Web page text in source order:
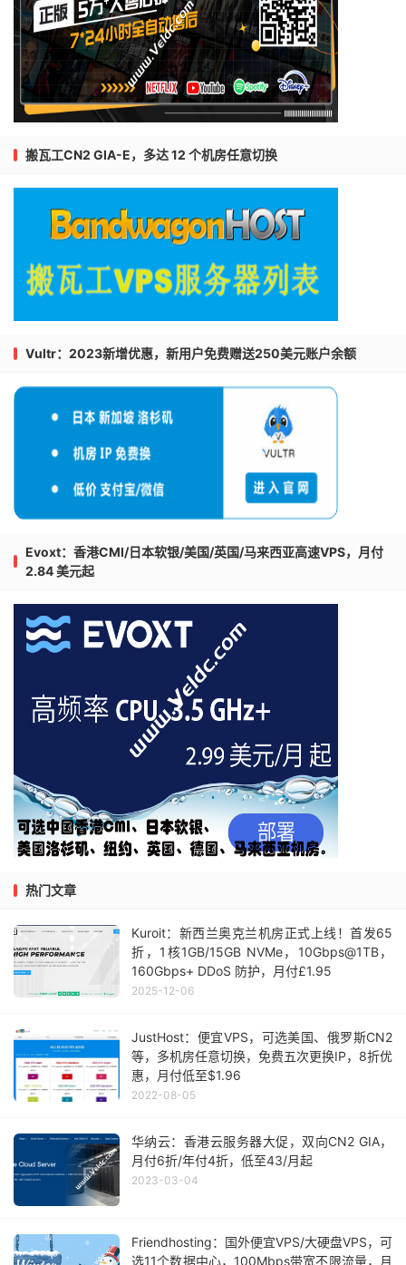
搬瓦工CN2 GIA-E，多达 12 个机房任意切换
Vultr：2023新增优惠，新用户免费赠送250美元账户余额
Evoxt：香港CMI/日本软银/美国/英国/马来西亚高速VPS，月付
2.84 美元起
热门文章
Kuroit：新西兰奥克兰机房正式上线！首发65
折，1核1GB/15GB NVMe，10Gbps@1TB，
160Gbps+ DDoS 防护，月付£1.95
2025-12-06
JustHost：便宜VPS，可选美国、俄罗斯CN2
等，多机房任意切换，免费五次更换IP，8折优
惠，月付低至$1.96
2022-08-05
华纳云：香港云服务器大促，双向CN2 GIA，
月付6折/年付4折，低至43/月起
2023-03-04
Friendhosting：国外便宜VPS/大硬盘VPS，可
选11个数据中心，100Mbps带宽不限流量，月